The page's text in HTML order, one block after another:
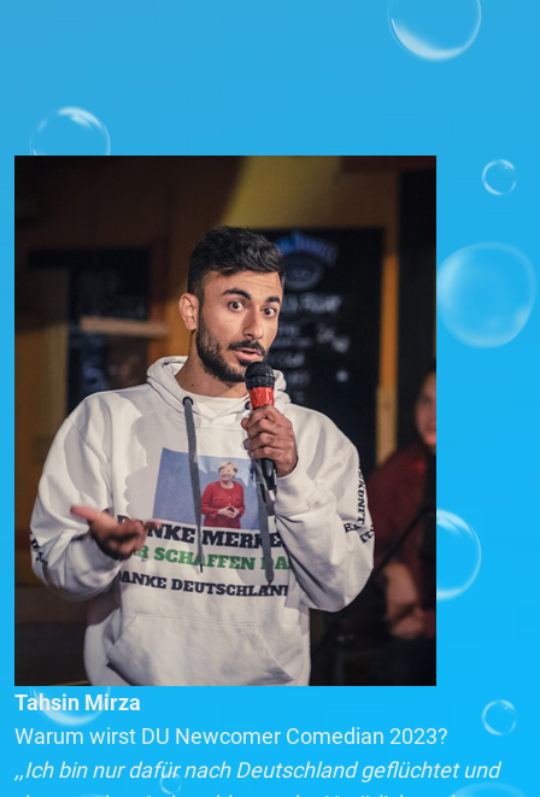
Tahsin Mirza
Warum wirst DU Newcomer Comedian 2023?
,,Ich bin nur dafür nach Deutschland geflüchtet und